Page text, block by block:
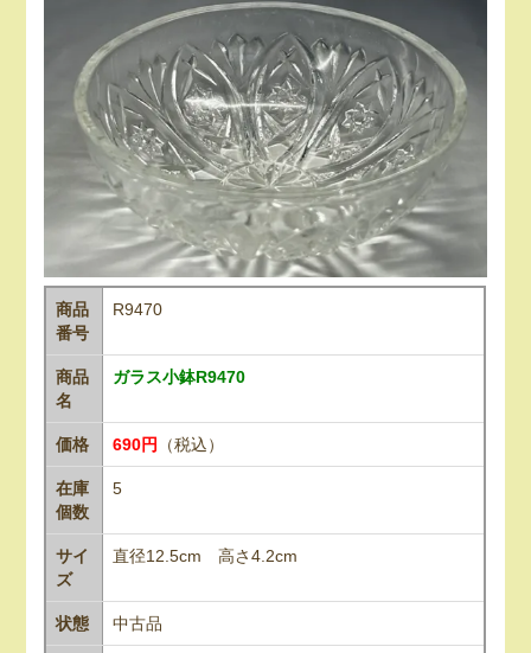
商品
番号
R9470
商品
名
ガラス小鉢R9470
価格 690円 （税込）
在庫
個数
5
サイ
ズ
直径12.5cm 高さ4.2cm
状態 中古品